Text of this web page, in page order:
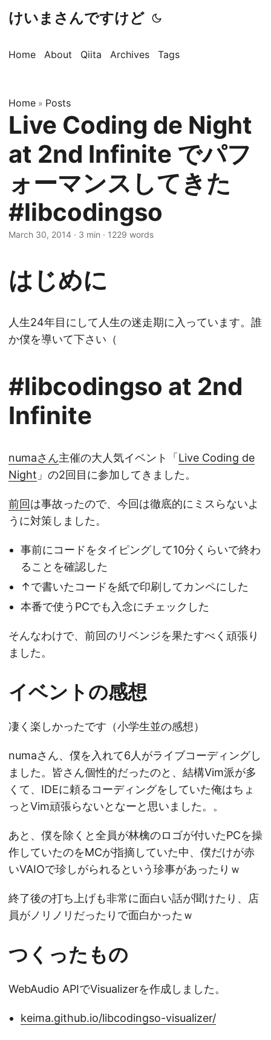
けいまさんですけど
Home About Qiita Archives Tags
Home » Posts
Live Coding de Night
at 2nd Infinite でパフ
ォーマンスしてきた
#libcodingso
March 30, 2014 · 3 min · 1229 words
はじめに
人生24年目にして人生の迷走期に入っています。誰
か僕を導いて下さい（
#libcodingso at 2nd
Infinite
numaさん主催の大人気イベント「 Live Coding de
Night 」の2回目に参加してきました。
前回は事故ったので、今回は徹底的にミスらないよ
うに対策しました。
事前にコードをタイピングして10分くらいで終わ
ることを確認した
↑で書いたコードを紙で印刷してカンペにした
本番で使うPCでも入念にチェックした
そんなわけで、前回のリベンジを果たすべく頑張り
ました。
イベントの感想
凄く楽しかったです（小学生並の感想）
numaさん、僕を入れて6人がライブコーディングし
ました。皆さん個性的だったのと、結構Vim派が多
くて、IDEに頼るコーディングをしていた俺はちょ
っとVim頑張らないとなーと思いました。。
あと、僕を除くと全員が林檎のロゴが付いたPCを操
作していたのをMCが指摘していた中、僕だけが赤
いVAIOで珍しがられるという珍事があったりｗ
終了後の打ち上げも非常に面白い話が聞けたり、店
員がノリノリだったりで面白かったｗ
つくったもの
WebAudio APIでVisualizerを作成しました。
keima.github.io/libcodingso-visualizer/